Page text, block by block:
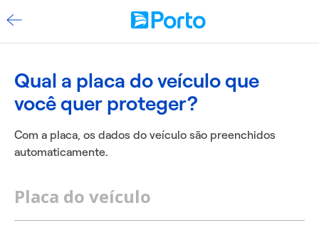
Qual a placa do veículo que
você quer proteger?
Com a placa, os dados do veículo são preenchidos
automaticamente.
Placa do veículo